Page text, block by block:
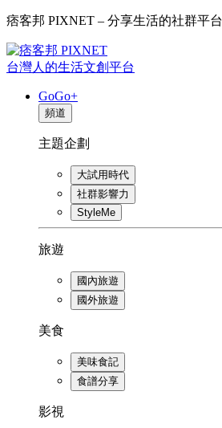
痞客邦 PIXNET – 分享生活的社群平台
台灣人的生活文創平台
GoGo+
頻道
主題企劃
大試用時代
社群影響力
StyleMe
旅遊
國內旅遊
國外旅遊
美食
美味食記
食譜分享
影視